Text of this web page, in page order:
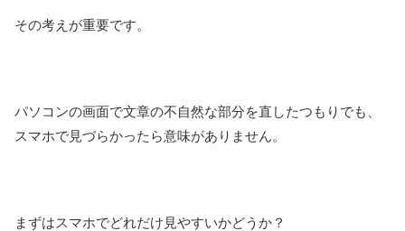
その考えが重要です。
パソコンの画面で文章の不自然な部分を直したつもりでも、
スマホで見づらかったら意味がありません。
まずはスマホでどれだけ見やすいかどうか？